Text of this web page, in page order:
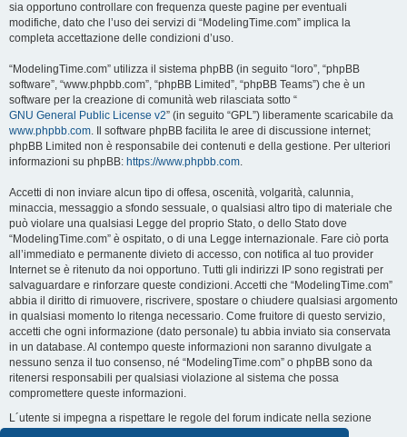
sia opportuno controllare con frequenza queste pagine per eventuali
modifiche, dato che l’uso dei servizi di “ModelingTime.com” implica la
completa accettazione delle condizioni d’uso.
“ModelingTime.com” utilizza il sistema phpBB (in seguito “loro”, “phpBB
software”, “www.phpbb.com”, “phpBB Limited”, “phpBB Teams”) che è un
software per la creazione di comunità web rilasciata sotto “
GNU General Public License v2” (in seguito “GPL”) liberamente scaricabile da
www.phpbb.com. Il software phpBB facilita le aree di discussione internet;
phpBB Limited non è responsabile dei contenuti e della gestione. Per ulteriori
informazioni su phpBB: https://www.phpbb.com.
Accetti di non inviare alcun tipo di offesa, oscenità, volgarità, calunnia,
minaccia, messaggio a sfondo sessuale, o qualsiasi altro tipo di materiale che
può violare una qualsiasi Legge del proprio Stato, o dello Stato dove
“ModelingTime.com” è ospitato, o di una Legge internazionale. Fare ciò porta
all’immediato e permanente divieto di accesso, con notifica al tuo provider
Internet se è ritenuto da noi opportuno. Tutti gli indirizzi IP sono registrati per
salvaguardare e rinforzare queste condizioni. Accetti che “ModelingTime.com”
abbia il diritto di rimuovere, riscrivere, spostare o chiudere qualsiasi argomento
in qualsiasi momento lo ritenga necessario. Come fruitore di questo servizio,
accetti che ogni informazione (dato personale) tu abbia inviato sia conservata
in un database. Al contempo queste informazioni non saranno divulgate a
nessuno senza il tuo consenso, né “ModelingTime.com” o phpBB sono da
ritenersi responsabili per qualsiasi violazione al sistema che possa
compromettere queste informazioni.
L´utente si impegna a rispettare le regole del forum indicate nella sezione